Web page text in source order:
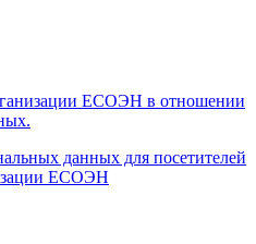
ЕСОЭН в отношении
данных для посетителей
ЕСОЭН